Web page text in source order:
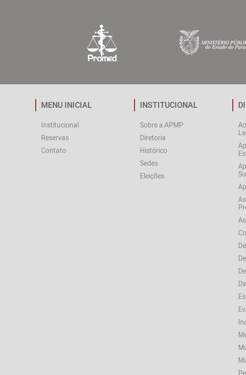
MENU INICIAL
Institucional
Reservas
Contato
INSTITUCIONAL
Sobre a APMP
Diretoria
Histórico
Sedes
Eleições